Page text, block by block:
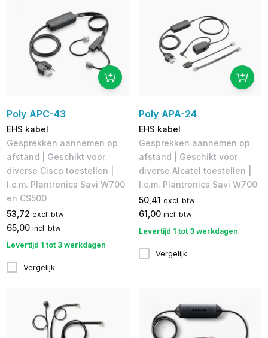
Poly APC-43
EHS kabel
Gesprekken aannemen op
afstand | Geschikt voor
diverse Cisco toestellen |
I.c.m. Plantronics Savi W700
en CS500
53,72 excl. btw
65,00 incl. btw
Levertijd 1 tot 3 werkdagen
Vergelijk
Poly APA-24
EHS kabel
Gesprekken aannemen op
afstand | Geschikt voor
diverse Alcatel toestellen |
I.c.m. Plantronics Savi W700
50,41 excl. btw
61,00 incl. btw
Levertijd 1 tot 3 werkdagen
Vergelijk